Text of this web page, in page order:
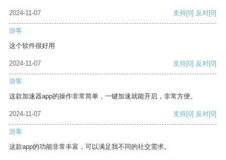
2024-11-07 支持[0] 反对[0]
游客
这个软件很好用
2024-11-07 支持[0] 反对[0]
游客
这款加速器app的操作非常简单，一键加速就能开启，非常方便。
2024-11-07 支持[0] 反对[0]
游客
这款app的功能非常丰富，可以满足我不同的社交需求。